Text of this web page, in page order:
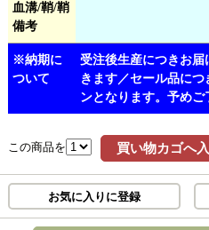
血溝/鞘/鞘
備考
※納期に
ついて
受注後生産につきお
きます／セール品に
ンとなります。予めご
この商品を 買い物カゴへ
お気に入りに登録